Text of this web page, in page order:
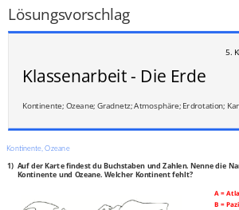
Lösungsvorschlag
5.
Klassenarbeit - Die Erde
Kontinente; Ozeane; Gradnetz; Atmosphäre; Erdrotation;
Kontinente, Ozeane
1) Auf der Karte findest du Buchstaben und Zahlen. Nenne die
Kontinente und Ozeane. Welcher Kontinent fehlt?
A =
B =